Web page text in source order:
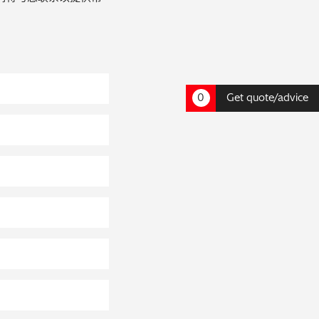
0 Get quote/advice